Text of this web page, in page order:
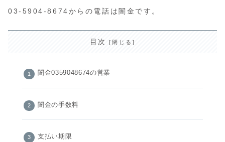
03-5904-8674からの電話は闇金です。
目次
闇金0359048674の営業
闇金の手数料
支払い期限